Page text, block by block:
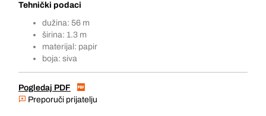
Tehnički podaci
dužina: 56 m
širina: 1.3 m
materijal: papir
boja: siva
Pogledaj PDF
Preporuči prijatelju